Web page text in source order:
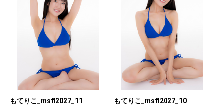
もてりこ_msfl2027_11 もてりこ_msfl2027_10